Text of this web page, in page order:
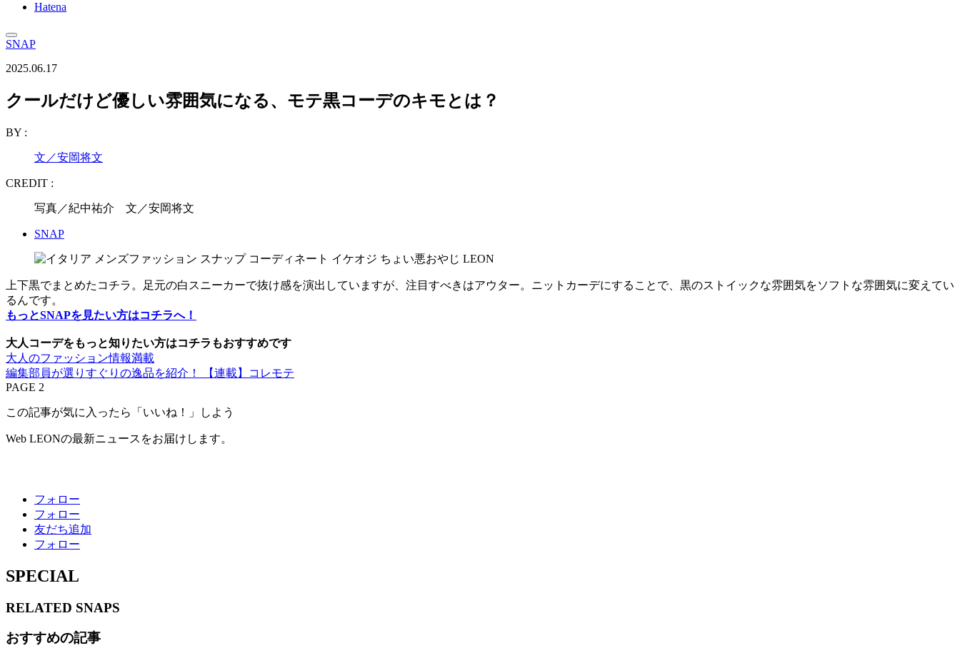
Hatena
SNAP
2025.06.17
クールだけど優しい雰囲気になる、モテ黒コーデのキモとは？
BY :
文／安岡将文
CREDIT :
写真／紀中祐介 文／安岡将文
SNAP
上下黒でまとめたコチラ。足元の白スニーカーで抜け感を演出していますが、注目すべきはアウター。ニットカーデにすることで、黒のストイックな雰囲気をソフトな雰囲気に変えてい
るんです。
もっとSNAPを見たい方はコチラへ！
大人コーデをもっと知りたい方はコチラもおすすめです
大人のファッション情報満載
編集部員が選りすぐりの逸品を紹介！ 【連載】コレモテ
PAGE 2
この記事が気に入ったら「いいね！」しよう
Web LEONの最新ニュースをお届けします。
フォロー
フォロー
友だち追加
フォロー
SPECIAL
RELATED SNAPS
おすすめの記事